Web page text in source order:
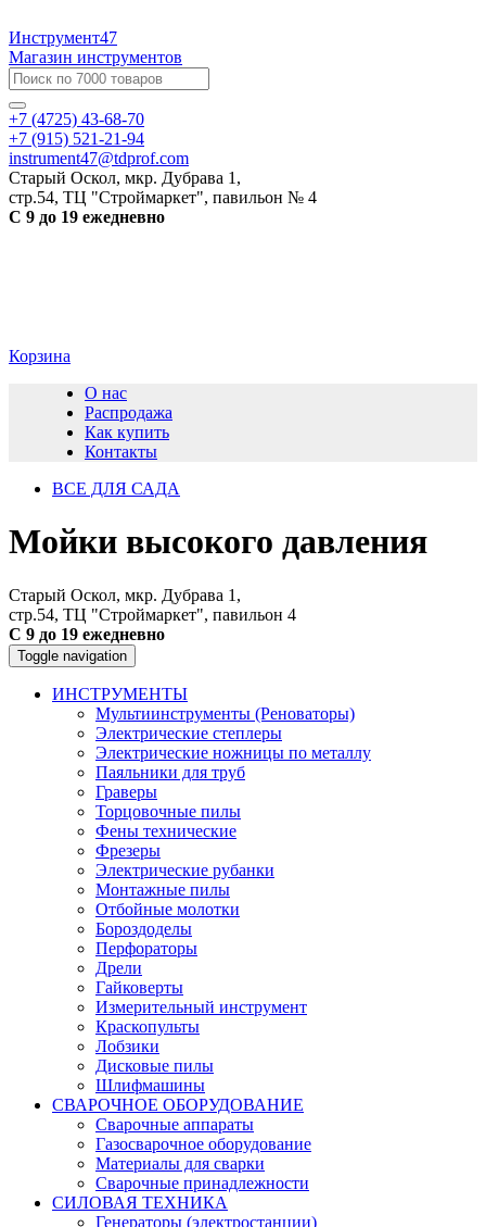
Инструмент47
Магазин инструментов
+7 (4725) 43-68-70
+7 (915) 521-21-94
instrument47@tdprof.com
Старый Оскол, мкр. Дубрава 1,
стр.54, ТЦ "Строймаркет", павильон № 4
С 9 до 19 ежедневно
Корзина
О нас
Распродажа
Как купить
Контакты
ВСЕ ДЛЯ САДА
Мойки высокого давления
Старый Оскол, мкр. Дубрава 1,
стр.54, ТЦ "Строймаркет", павильон 4
С 9 до 19 ежедневно
Toggle navigation
ИНСТРУМЕНТЫ
Мультиинструменты (Реноваторы)
Электрические степлеры
Электрические ножницы по металлу
Паяльники для труб
Граверы
Торцовочные пилы
Фены технические
Фрезеры
Электрические рубанки
Монтажные пилы
Отбойные молотки
Бороздоделы
Перфораторы
Дрели
Гайковерты
Измерительный инструмент
Краскопульты
Лобзики
Дисковые пилы
Шлифмашины
СВАРОЧНОЕ ОБОРУДОВАНИЕ
Сварочные аппараты
Газосварочное оборудование
Материалы для сварки
Сварочные принадлежности
СИЛОВАЯ ТЕХНИКА
Генераторы (электростанции)